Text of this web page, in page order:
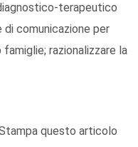
terapeutico
comunicazione per
razionalizzare la
questo articolo